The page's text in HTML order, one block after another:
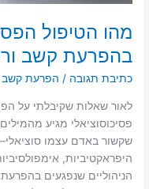
מהו הטיפול
בהפרעת קשב
כתיבת תגובה / הפרעת קשב
לאור שאלות שקיבלתי על
פסיכוסוציאלי מגיע
שקשור באדם עצמו
היפראקטיביות,
הניהוליים שנפגעים בהפרעת